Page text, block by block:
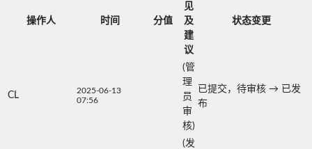
操作人 时间 分值
见
及
建
议
状态变更
CL
2025-06-13
07:56
(管
理
员
审
核)
已提交，待审核 → 已发
布
(发